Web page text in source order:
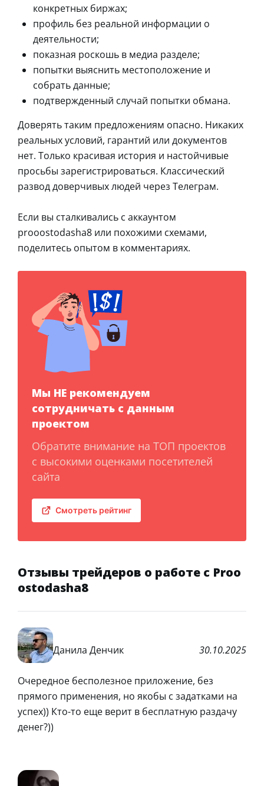
конкретных биржах;
профиль без реальной информации о
деятельности;
показная роскошь в медиа разделе;
попытки выяснить местоположение и
собрать данные;
подтвержденный случай попытки обмана.
Доверять таким предложениям опасно. Никаких
реальных условий, гарантий или документов
нет. Только красивая история и настойчивые
просьбы зарегистрироваться. Классический
развод доверчивых людей через Телеграм.
Если вы сталкивались с аккаунтом
prooostodasha8 или похожими схемами,
поделитесь опытом в комментариях.
Мы НЕ рекомендуем
сотрудничать с данным
проектом
Обратите внимание на ТОП проектов
с высокими оценками посетителей
сайта
Смотреть рейтинг
Отзывы трейдеров о работе с Proo
ostodasha8
Данила Денчик 30.10.2025
Очередное бесполезное приложение, без
прямого применения, но якобы с задатками на
успех)) Кто-то еще верит в бесплатную раздачу
денег?))